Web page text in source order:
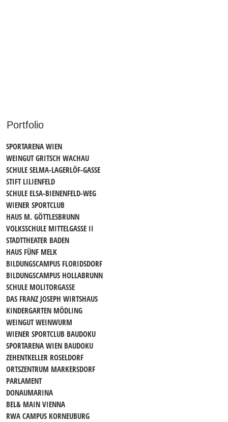
Portfolio
SPORTARENA WIEN
WEINGUT GRITSCH WACHAU
SCHULE SELMA-LAGERLÖF-GASSE
STIFT LILIENFELD
SCHULE ELSA-BIENENFELD-WEG
WIENER SPORTCLUB
HAUS M. GÖTTLESBRUNN
VOLKSSCHULE MITTELGASSE II
STADTTHEATER BADEN
HAUS FÜNF MELK
BILDUNGSCAMPUS FLORIDSDORF
BILDUNGSCAMPUS HOLLABRUNN
SCHULE MOLITORGASSE
DAS FRANZ JOSEPH WIRTSHAUS
KINDERGARTEN MÖDLING
WEINGUT WEINWURM
WIENER SPORTCLUB BAUDOKU
SPORTARENA WIEN BAUDOKU
ZEHENTKELLER ROSELDORF
ORTSZENTRUM MARKERSDORF
PARLAMENT
DONAUMARINA
BEL& MAIN VIENNA
RWA CAMPUS KORNEUBURG